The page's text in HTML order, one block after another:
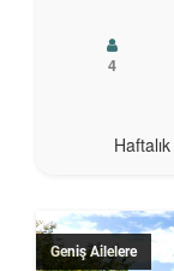
4
Haftalık
Geniş Ailelere